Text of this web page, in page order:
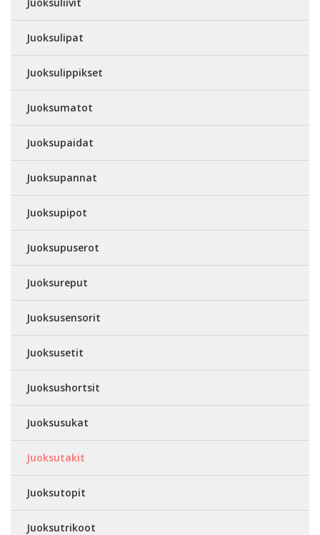
Juoksulipat
Juoksulippikset
Juoksumatot
Juoksupaidat
Juoksupannat
Juoksupipot
Juoksupuserot
Juoksureput
Juoksusensorit
Juoksusetit
Juoksushortsit
Juoksusukat
Juoksutakit
Juoksutopit
Juoksutrikoot